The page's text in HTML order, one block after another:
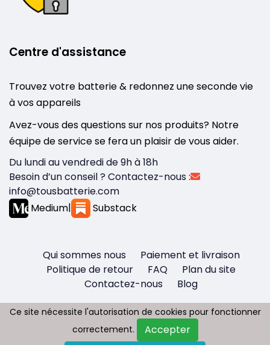
Centre d'assistance
Trouvez votre batterie & redonnez une seconde vie
à vos appareils
Avez-vous des questions sur nos produits? Notre
équipe de service se fera un plaisir de vous aider.
Du lundi au vendredi de 9h à 18h
Besoin d’un conseil ? Contactez-nous :
info@tousbatterie.com
Medium| Substack
Qui sommes nous
Paiement et livraison
Politique de retour
FAQ
Plan du site
Contactez-nous
Blog
Copyright © 2026 - Tous droit réservés
Ce site nécessite l'autorisation de cookies pour fonctionner
correctement.
Accepter
Ce site nécessite l'autorisation de cookies pour fonctionner
correctement.
Accepter